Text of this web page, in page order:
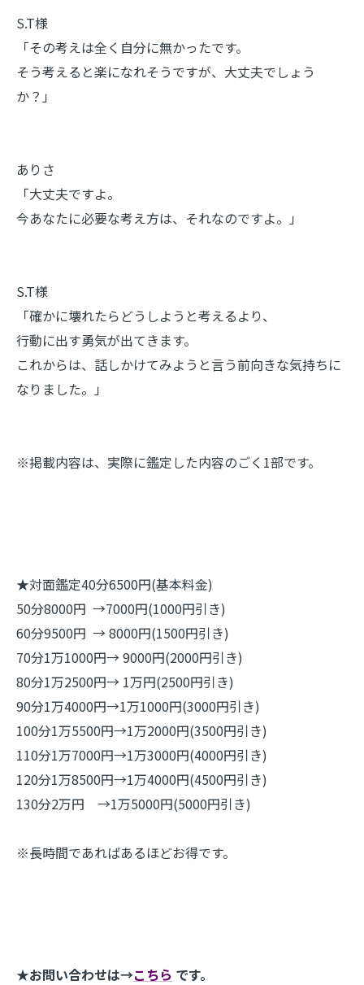
S.T様
「その考えは全く自分に無かったです。
そう考えると楽になれそうですが、大丈夫でしょう
か？」
ありさ
「大丈夫ですよ。
今あなたに必要な考え方は、それなのですよ。」
S.T様
「確かに壊れたらどうしようと考えるより、
行動に出す勇気が出てきます。
これからは、話しかけてみようと言う前向きな気持ちに
なりました。」
※掲載内容は、実際に鑑定した内容のごく1部です。
★対面鑑定40分6500円(基本料金)
50分8000円 →7000円(1000円引き)
60分9500円 → 8000円(1500円引き)
70分1万1000円→ 9000円(2000円引き)
80分1万2500円→ 1万円(2500円引き)
90分1万4000円→1万1000円(3000円引き)
100分1万5500円→1万2000円(3500円引き)
110分1万7000円→1万3000円(4000円引き)
120分1万8500円→1万4000円(4500円引き)
130分2万円 →1万5000円(5000円引き)
※長時間であればあるほどお得です。
★お問い合わせは→こちら です。